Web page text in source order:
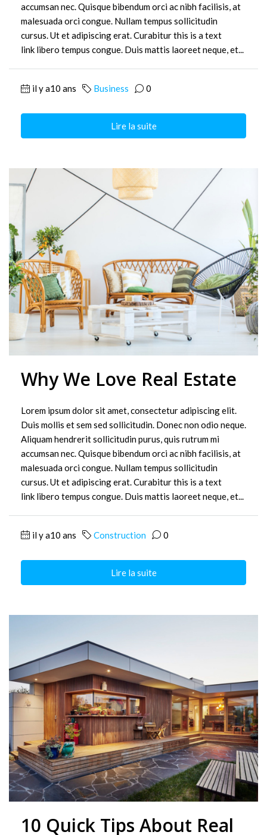
accumsan nec. Quisque bibendum orci ac nibh facilisis, at
malesuada orci congue. Nullam tempus sollicitudin
cursus. Ut et adipiscing erat. Curabitur this is a text
link libero tempus congue. Duis mattis laoreet neque, et...
il y a10 ans Business 0
Lire la suite
Why We Love Real Estate
Lorem ipsum dolor sit amet, consectetur adipiscing elit.
Duis mollis et sem sed sollicitudin. Donec non odio neque.
Aliquam hendrerit sollicitudin purus, quis rutrum mi
accumsan nec. Quisque bibendum orci ac nibh facilisis, at
malesuada orci congue. Nullam tempus sollicitudin
cursus. Ut et adipiscing erat. Curabitur this is a text
link libero tempus congue. Duis mattis laoreet neque, et...
il y a10 ans Construction 0
Lire la suite
10 Quick Tips About Real